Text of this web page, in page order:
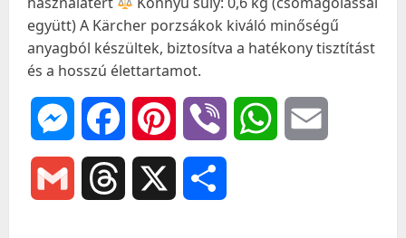
együtt) A Kärcher porzsákok kiváló minőségű
anyagból készültek, biztosítva a hatékony tisztítást
és a hosszú élettartamot.
MessengerFacebookPinterest Viber WhatsApp
Gmail Threads